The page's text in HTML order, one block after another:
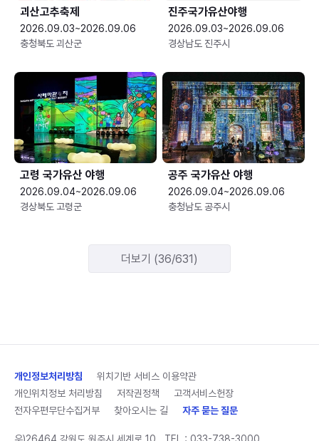
괴산고추축제
2026.09.03~2026.09.06
충청북도 괴산군
진주국가유산야행
2026.09.03~2026.09.06
경상남도 진주시
고령 국가유산 야행
2026.09.04~2026.09.06
경상북도 고령군
공주 국가유산 야행
2026.09.04~2026.09.06
충청남도 공주시
더보기 (36/631)
개인정보처리방침
위치기반 서비스 이용약관
개인위치정보 처리방침
저작권정책
고객서비스헌장
전자우편무단수집거부
찾아오시는 길 자주 묻는 질문